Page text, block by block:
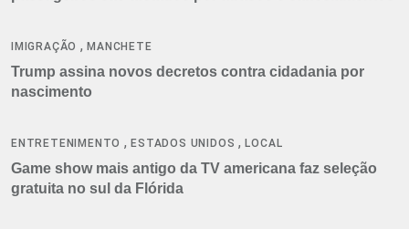
IMIGRAÇÃO ,MANCHETE
Trump assina novos decretos contra cidadania por
nascimento
ENTRETENIMENTO ,ESTADOS UNIDOS ,LOCAL
Game show mais antigo da TV americana faz seleção
gratuita no sul da Flórida